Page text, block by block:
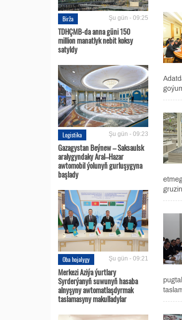
Birža Şu gün - 09:25
TDHÇMB-da anna güni 150
million manatlyk nebit koksy
satyldy
Logistika Şu gün - 09:23
Gazagystan Beýnew – Saksaulsk
aralygyndaky Aral–Hazar
awtomobil ýolunyň gurluşygyna
başlady
Oba hojalygy Şu gün - 09:21
Merkezi Aziýa ýurtlary
Syrderýanyň suwunyň hasaba
alnyşyny awtomatlaşdyrmak
taslamasyny makulladylar